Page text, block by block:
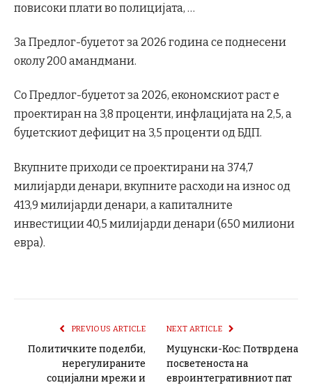
повисоки плати во полицијата, …
За Предлог-буџетот за 2026 година се поднесени
околу 200 амандмани.
Со Предлог-буџетот за 2026, економскиот раст е
проектиран на 3,8 проценти, инфлацијата на 2,5, а
буџетскиот дефицит на 3,5 проценти од БДП.
Вкупните приходи се проектирани на 374,7
милијарди денари, вкупните расходи на износ од
413,9 милијарди денари, а капиталните
инвестиции 40,5 милијарди денари (650 милиони
евра).
PREVIOUS ARTICLE
Политичките поделби,
нерегулираните
социјални мрежи и
NEXT ARTICLE
Муцунски-Кос: Потврдена
посветеноста на
евроинтегративниот пат